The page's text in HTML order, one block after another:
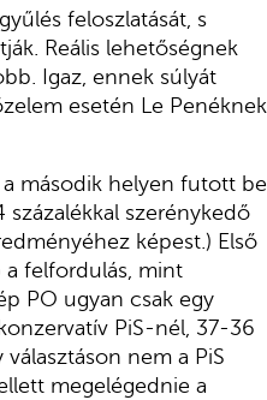
feloszlatását, s
Reális lehetőségnek
Igaz, ennek súlyát
esetén Le Penéknek
második helyen futott be
százalékkal szerénykedő
képest.) Első
a felfordulás, mint
PO ugyan csak egy
PiS-nél, 37-36
nem a PiS
megelégednie a